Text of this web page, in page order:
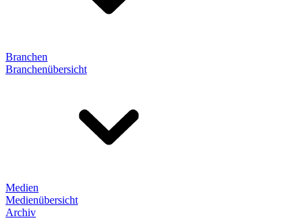
Branchen
Branchenübersicht
Medien
Medienübersicht
Archiv